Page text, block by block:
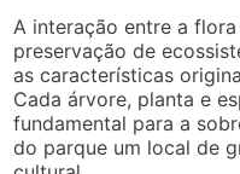
A interação entre a
preservação de
as características
Cada árvore, planta e
fundamental para a
do parque um local de